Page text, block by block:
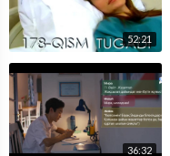
52:21
36:32